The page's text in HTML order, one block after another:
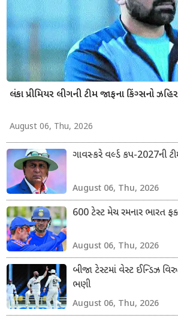
લંકા પ્રીમિયર લીગની ટીમ જાફના કિંગ્સનો
August 06, Thu, 2026
ગાવસ્કરે વર્લ્ડ કપ-2027ની
August 06, Thu, 2026
600 ટેસ્ટ મેચ રમનાર ભારત
August 06, Thu, 2026
બીજા ટેસ્ટમાં વેસ્ટ ઈન્ડિઝ
ભણી
August 06, Thu, 2026